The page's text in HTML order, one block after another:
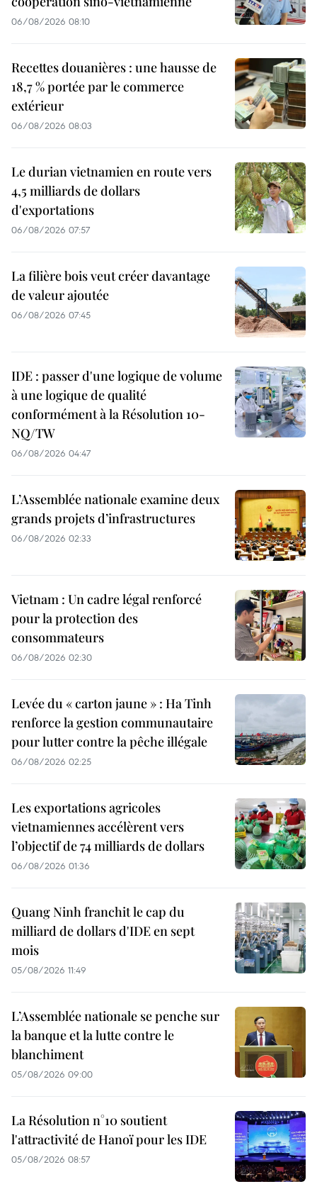
06/08/2026 08:10
Recettes douanières : une hausse de
18,7 % portée par le commerce
extérieur
06/08/2026 08:03
Le durian vietnamien en route vers
4,5 milliards de dollars
d'exportations
06/08/2026 07:57
La filière bois veut créer davantage
de valeur ajoutée
06/08/2026 07:45
IDE : passer d'une logique de volume
à une logique de qualité
conformément à la Résolution 10-
NQ/TW
06/08/2026 04:47
L’Assemblée nationale examine deux
grands projets d’infrastructures
06/08/2026 02:33
Vietnam : Un cadre légal renforcé
pour la protection des
consommateurs
06/08/2026 02:30
Levée du « carton jaune » : Ha Tinh
renforce la gestion communautaire
pour lutter contre la pêche illégale
06/08/2026 02:25
Les exportations agricoles
vietnamiennes accélèrent vers
l’objectif de 74 milliards de dollars
06/08/2026 01:36
Quang Ninh franchit le cap du
milliard de dollars d'IDE en sept
mois
05/08/2026 11:49
L’Assemblée nationale se penche sur
la banque et la lutte contre le
blanchiment
05/08/2026 09:00
La Résolution n°10 soutient
l'attractivité de Hanoï pour les IDE
05/08/2026 08:57